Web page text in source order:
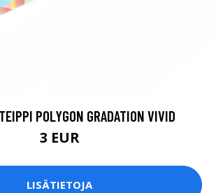
POLYGON GRADATION VIVID
3 EUR
LISÄTIETOJA